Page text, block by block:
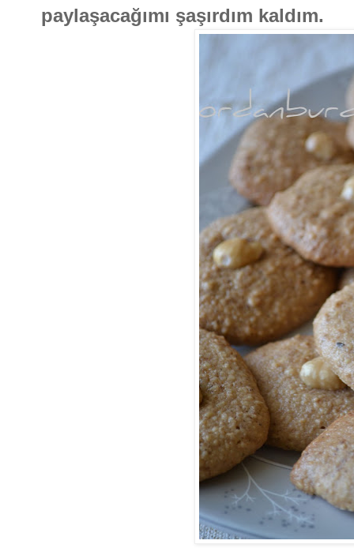
paylaşacağımı şaşırdım kaldım.